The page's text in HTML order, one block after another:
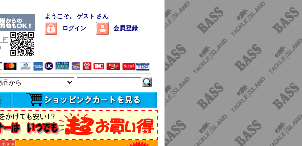
ようこそ。 ゲスト さん
ログイン
会員登録